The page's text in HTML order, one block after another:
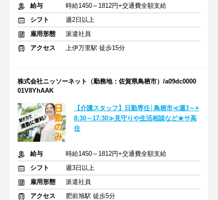
給与
時給1450～1812円+交通費全額支給
シフト
週2日以上
雇用形態
派遣社員
アクセス
上伊万里駅 徒歩15分
株式会社ニッソーネット（勤務地：佐賀県鳥栖市）/a09dc0000
01V8YhAAK
【介護スタッフ】日勤専任│鳥栖市≪週3～×
8:30～17:30≫見守りや生活相談など★サ高
住
給与
時給1450～1812円+交通費全額支給
シフト
週3日以上
雇用形態
派遣社員
アクセス
肥前旭駅 徒歩5分